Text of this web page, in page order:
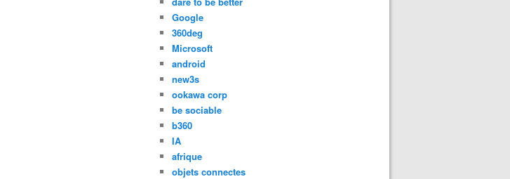
Google
360deg
Microsoft
android
new3s
ookawa corp
be sociable
b360
IA
afrique
objets connectes